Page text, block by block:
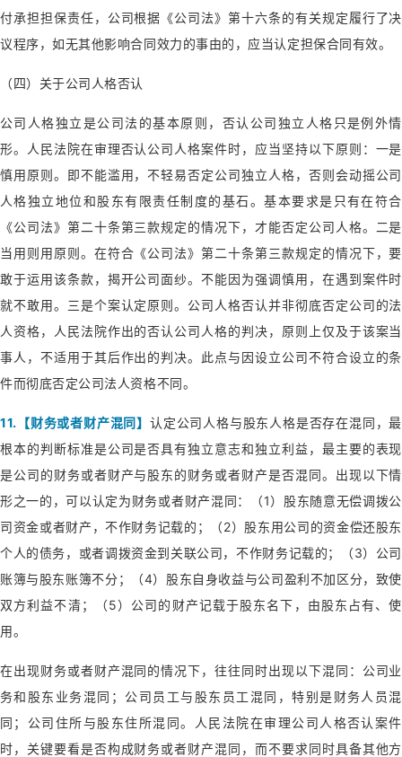
付承担担保责任，公司根据《公司法》第十六条的有关规定履行了决
议程序，如无其他影响合同效力的事由的，应当认定担保合同有效。
（四）关于公司人格否认
公司人格独立是公司法的基本原则，否认公司独立人格只是例外情
形。人民法院在审理否认公司人格案件时，应当坚持以下原则：一是
慎用原则。即不能滥用，不轻易否定公司独立人格，否则会动摇公司
人格独立地位和股东有限责任制度的基石。基本要求是只有在符合
《公司法》第二十条第三款规定的情况下，才能否定公司人格。二是
当用则用原则。在符合《公司法》第二十条第三款规定的情况下，要
敢于运用该条款，揭开公司面纱。不能因为强调慎用，在遇到案件时
就不敢用。三是个案认定原则。公司人格否认并非彻底否定公司的法
人资格，人民法院作出的否认公司人格的判决，原则上仅及于该案当
事人，不适用于其后作出的判决。此点与因设立公司不符合设立的条
件而彻底否定公司法人资格不同。
11.【财务或者财产混同】 认定公司人格与股东人格是否存在混同，最
根本的判断标准是公司是否具有独立意志和独立利益，最主要的表现
是公司的财务或者财产与股东的财务或者财产是否混同。出现以下情
形之一的，可以认定为财务或者财产混同：（1）股东随意无偿调拨公
司资金或者财产，不作财务记载的；（2）股东用公司的资金偿还股东
个人的债务，或者调拨资金到关联公司，不作财务记载的；（3）公司
账簿与股东账簿不分；（4）股东自身收益与公司盈利不加区分，致使
双方利益不清；（5）公司的财产记载于股东名下，由股东占有、使
用。
在出现财务或者财产混同的情况下，往往同时出现以下混同：公司业
务和股东业务混同；公司员工与股东员工混同，特别是财务人员混
同；公司住所与股东住所混同。人民法院在审理公司人格否认案件
时，关键要看是否构成财务或者财产混同，而不要求同时具备其他方